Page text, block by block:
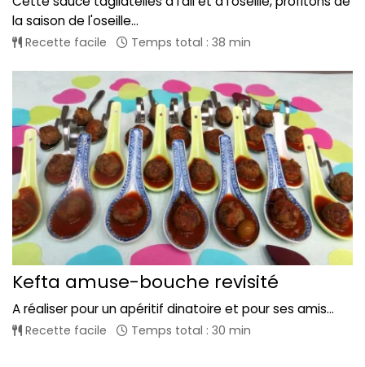
la saison de l'oseille...
Recette facile Temps total : 38 min
Kefta amuse-bouche revisité
A réaliser pour un apéritif dinatoire et pour ses amis...
Recette facile Temps total : 30 min